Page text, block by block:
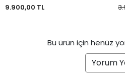
9.900,00 TL
Bu ürün için henüz
Yorum